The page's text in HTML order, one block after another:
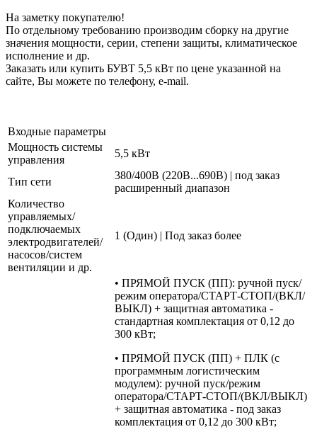
На заметку покупателю!
По отдельному требованию производим сборку на другие
значения мощности, серии, степени защиты, климатическое
исполнение и др.
Заказать или купить БУВТ 5,5 кВт по цене указанной на
сайте, Вы можете по телефону, e-mail.
Входные параметры
Мощность системы
управления
5,5 кВт
Тип сети
380/400В (220В...690В) | под заказ
расширенный диапазон
Количество
управляемых/
подключаемых
электродвигателей/
насосов/систем
вентиляции и др.
1 (Один) | Под заказ более
• ПРЯМОЙ ПУСК (ПП): ручной пуск/
режим оператора/СТАРТ-СТОП/(ВКЛ/
ВЫКЛ) + защитная автоматика -
стандартная комплектация от 0,12 до
300 кВт;
• ПРЯМОЙ ПУСК (ПП) + ПЛК (с
программным логистическим
модулем): ручной пуск/режим
оператора/СТАРТ-СТОП/(ВКЛ/ВЫКЛ)
+ защитная автоматика - под заказ
комплектация от 0,12 до 300 кВт;